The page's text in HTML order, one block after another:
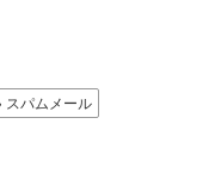
スパムメール